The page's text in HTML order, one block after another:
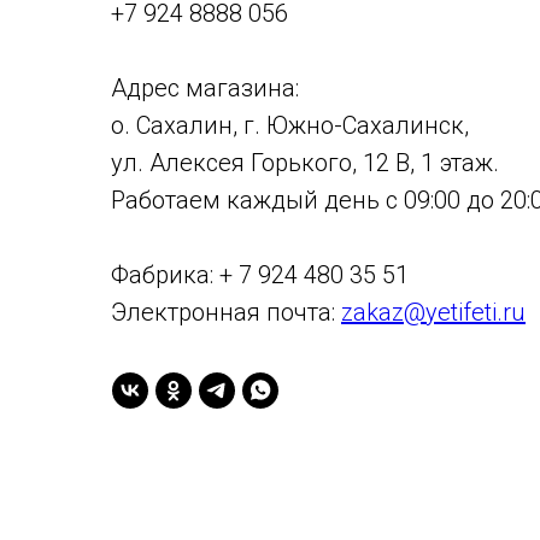
+7 924 8888 056
Адрес магазина:
о. Сахалин, г. Южно-Сахалинск,
ул. Алексея Горького, 12 В, 1 этаж.
Работаем каждый день с 09:00 до
Фабрика: + 7 924 480 35 51
Электронная почта: zakaz@yetifeti.ru